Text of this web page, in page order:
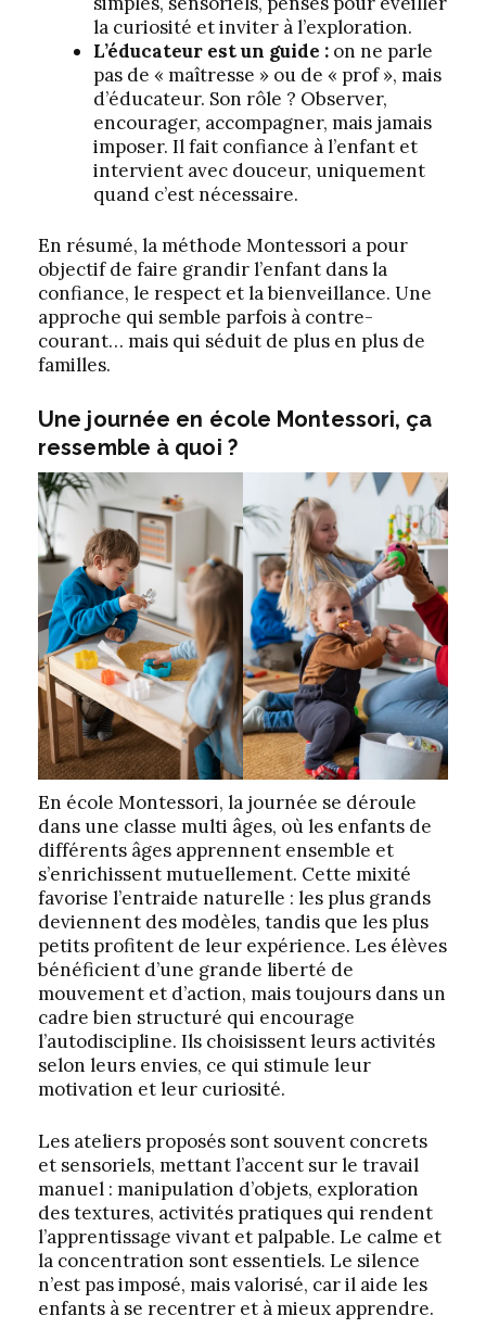
la curiosité et inviter à l’exploration.
L’éducateur est un guide : on ne parle
pas de « maîtresse » ou de « prof », mais
d’éducateur. Son rôle ? Observer,
encourager, accompagner, mais jamais
imposer. Il fait confiance à l’enfant et
intervient avec douceur, uniquement
quand c’est nécessaire.
En résumé, la méthode Montessori a pour
objectif de faire grandir l’enfant dans la
confiance, le respect et la bienveillance. Une
approche qui semble parfois à contre-
courant… mais qui séduit de plus en plus de
familles.
Une journée en école Montessori, ça
ressemble à quoi ?
En école Montessori, la journée se déroule
dans une classe multi âges, où les enfants de
différents âges apprennent ensemble et
s’enrichissent mutuellement. Cette mixité
favorise l’entraide naturelle : les plus grands
deviennent des modèles, tandis que les plus
petits profitent de leur expérience. Les élèves
bénéficient d’une grande liberté de
mouvement et d’action, mais toujours dans un
cadre bien structuré qui encourage
l’autodiscipline. Ils choisissent leurs activités
selon leurs envies, ce qui stimule leur
motivation et leur curiosité.
Les ateliers proposés sont souvent concrets
et sensoriels, mettant l’accent sur le travail
manuel : manipulation d’objets, exploration
des textures, activités pratiques qui rendent
l’apprentissage vivant et palpable. Le calme et
la concentration sont essentiels. Le silence
n’est pas imposé, mais valorisé, car il aide les
enfants à se recentrer et à mieux apprendre.